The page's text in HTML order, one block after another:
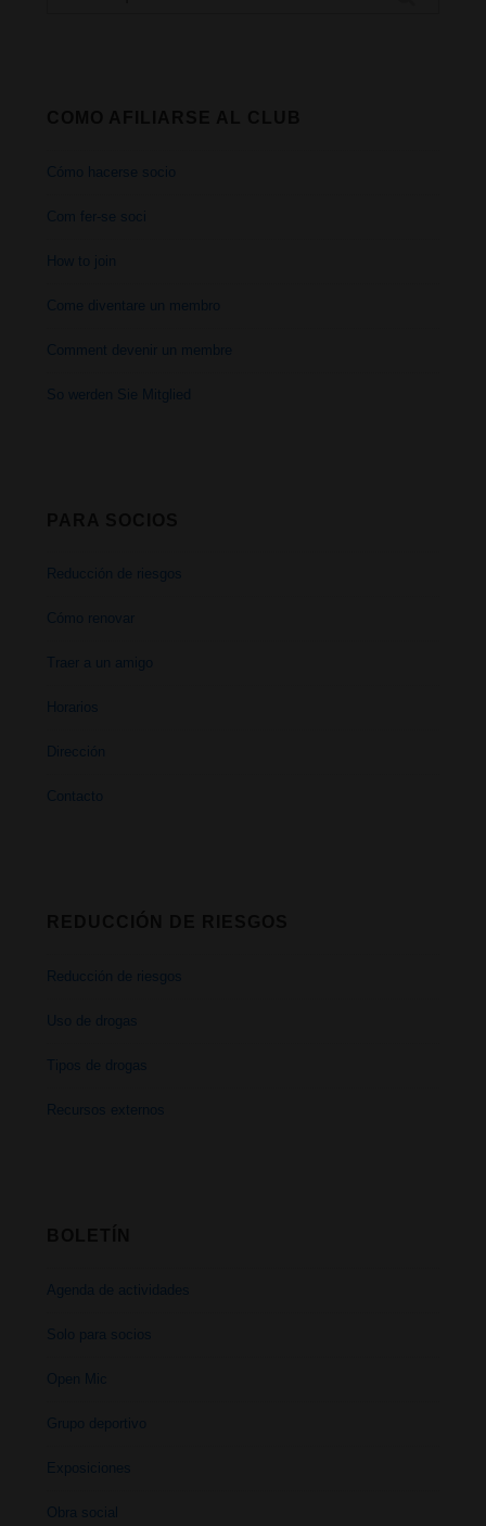
Cómo hacerse socio
Com fer-se soci
How to join
Come diventare un membro
Comment devenir un membre
So werden Sie Mitglied
Reducción de riesgos
Cómo renovar
Traer a un amigo
Horarios
Dirección
Contacto
Reducción de riesgos
Uso de drogas
Tipos de drogas
Recursos externos
Agenda de actividades
Solo para socios
Open Mic
Grupo deportivo
Exposiciones
Obra social